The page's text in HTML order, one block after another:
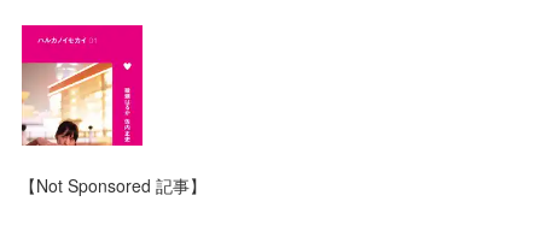
【Not Sponsored 記事】